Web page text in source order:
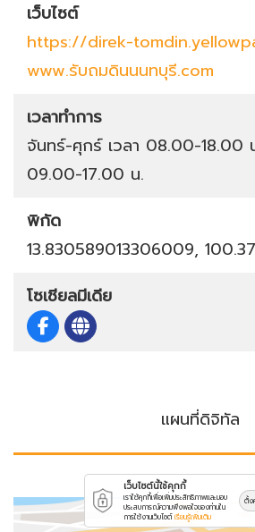
เว็บไซต์
https://direk-
www.รับถมดินนนทบุรี.com
เวลาทำการ
จันทร์-ศุกร์ เวลา 08.00-18.00
09.00-17.00 น.
พิกัด
13.830589013306009,
โซเชียลมีเดีย
แผนที่ดิจิทัล
เว็บไซต์นี้ใช้คุกกี้
เราใช้คุกกี้เพื่อเพิ่มประสิทธิภาพและมอบ
ประสบการณ์ความพึงพอใจของท่านใน
การใช้งานเว็บไซต์เรียนรู้เพิ่มเติม
ตั้ง